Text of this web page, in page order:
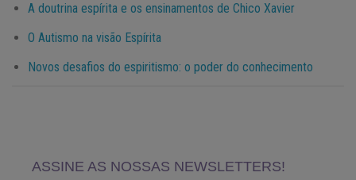
A doutrina espírita e os ensinamentos de Chico Xavier
O Autismo na visão Espírita
Novos desafios do espiritismo: o poder do conhecimento